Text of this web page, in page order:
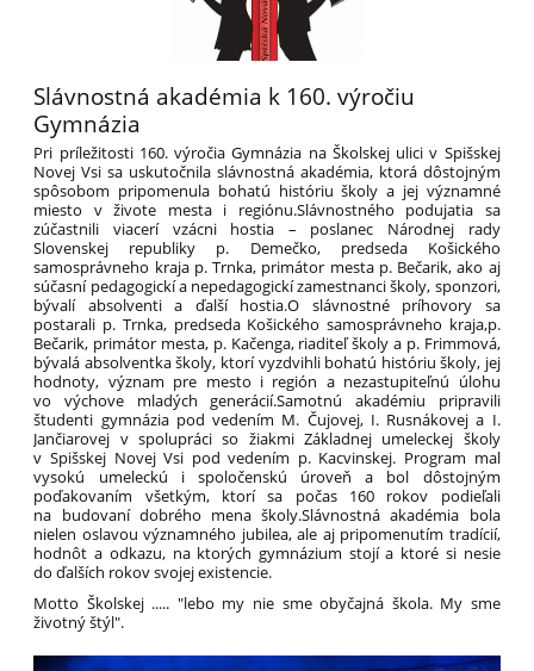
Slávnostná akadémia k 160. výročiu
Gymnázia
Pri príležitosti 160. výročia Gymnázia na Školskej ulici v Spišskej
Novej Vsi sa uskutočnila slávnostná akadémia, ktorá dôstojným
spôsobom pripomenula bohatú históriu školy a jej významné
miesto v živote mesta i regiónu.Slávnostného podujatia sa
zúčastnili viacerí vzácni hostia – poslanec Národnej rady
Slovenskej republiky p. Demečko, predseda Košického
samosprávneho kraja p. Trnka, primátor mesta p. Bečarik, ako aj
súčasní pedagogickí a nepedagogickí zamestnanci školy, sponzori,
bývalí absolventi a ďalší hostia.O slávnostné príhovory sa
postarali p. Trnka, predseda Košického samosprávneho kraja,p.
Bečarik, primátor mesta, p. Kačenga, riaditeľ školy a p. Frimmová,
bývalá absolventka školy, ktorí vyzdvihli bohatú históriu školy, jej
hodnoty, význam pre mesto i región a nezastupiteľnú úlohu
vo výchove mladých generácií.Samotnú akadémiu pripravili
študenti gymnázia pod vedením M. Čujovej, I. Rusnákovej a I.
Jančiarovej v spolupráci so žiakmi Základnej umeleckej školy
v Spišskej Novej Vsi pod vedením p. Kacvinskej. Program mal
vysokú umeleckú i spoločenskú úroveň a bol dôstojným
poďakovaním všetkým, ktorí sa počas 160 rokov podieľali
na budovaní dobrého mena školy.Slávnostná akadémia bola
nielen oslavou významného jubilea, ale aj pripomenutím tradícií,
hodnôt a odkazu, na ktorých gymnázium stojí a ktoré si nesie
do ďalších rokov svojej existencie.
Motto Školskej ..... "lebo my nie sme obyčajná škola. My sme
životný štýl".